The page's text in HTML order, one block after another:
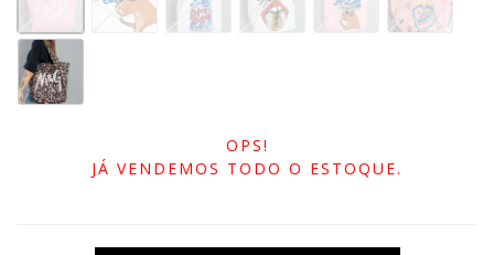
OPS!
JÁ VENDEMOS TODO O ESTOQUE.